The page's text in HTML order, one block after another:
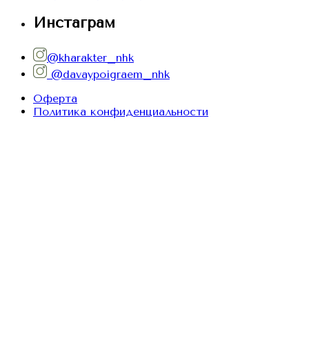
Инстаграм
@kharakter_nhk
@davaypoigraem_nhk
Оферта
Политика конфиденциальности